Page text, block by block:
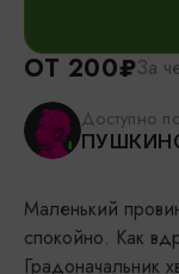
ОТ 200₽За
Доступно
Маленький
спокойно. Как
Градоначальник